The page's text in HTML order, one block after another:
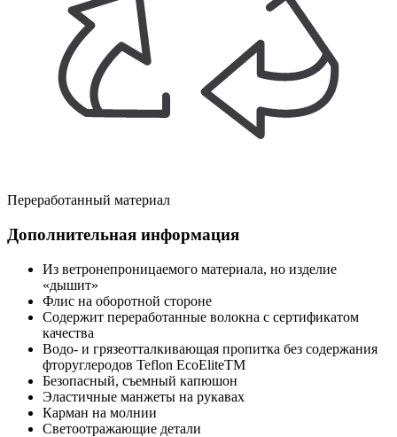
Переработанный материал
Дополнительная информация
Из ветронепроницаемого материала, но изделие
«дышит»
Флис на оборотной стороне
Содержит переработанные волокна с сертификатом
качества
Водо- и грязеотталкивающая пропитка без содержания
фторуглеродов Teflon EcoEliteTM
Безопасный, съемный капюшон
Эластичные манжеты на рукавах
Карман на молнии
Светоотражающие детали